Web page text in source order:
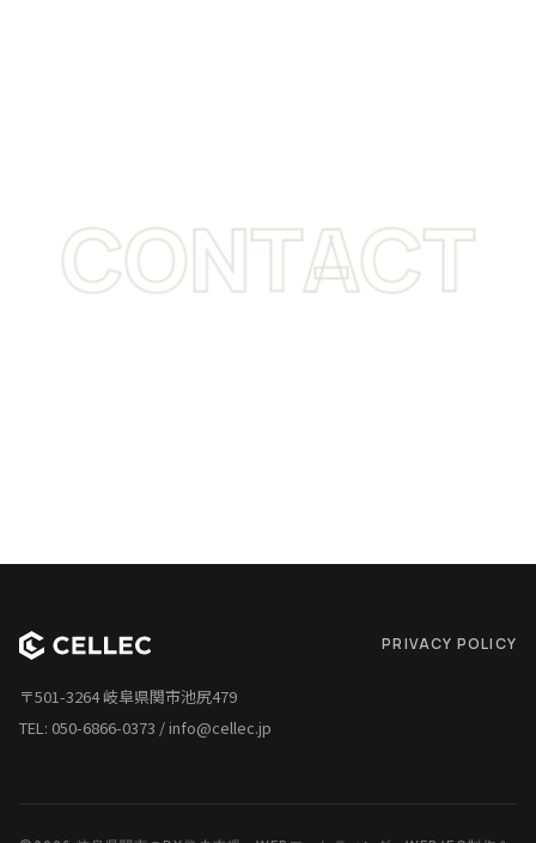
CONTACT
〒501-3264 岐阜県関市池尻479
TEL: 050-6866-0373 /info@cellec.jp
PRIVACY POLICY